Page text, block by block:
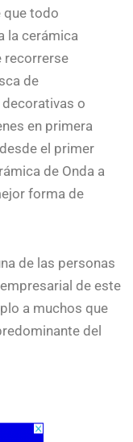
que todo
la cerámica
recorrerse
de
o
en primera
el primer
de Onda a
forma de
de las personas
de este
a muchos que
del